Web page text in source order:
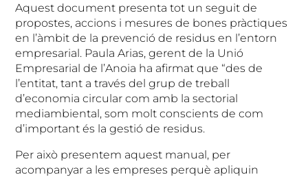
Aquest document presenta tot un seguit de
propostes, accions i mesures de bones pràctiques
en l’àmbit de la prevenció de residus en l’entorn
empresarial. Paula Arias, gerent de la Unió
Empresarial de l’Anoia ha afirmat que “des de
l’entitat, tant a través del grup de treball
d’economia circular com amb la sectorial
mediambiental, som molt conscients de com
d’important és la gestió de residus.
Per això presentem aquest manual, per
acompanyar a les empreses perquè apliquin